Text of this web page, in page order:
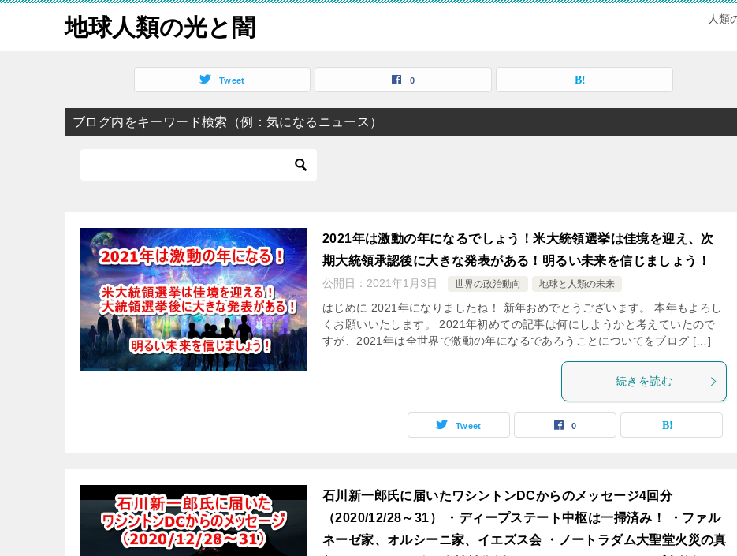
地球人類の光と闇 人類
Tweet 0
ブログ内をキーワード検索（例：気になるニュース）
2021年は激動の年になるでしょう！米大統領選挙は佳境を迎え、次
期大統領承認後に大きな発表がある！明るい未来を信じましょう！
公開日： 2021年1月3日 世界の政治動向 地球と人類の未来
はじめに 2021年になりましたね！ 新年おめでとうございます。 本年もよろし
くお願いいたします。 2021年初めての記事は何にしようかと考えていたので
すが、2021年は全世界で激動の年になるであろうことについてをブログ […]
続きを読む
Tweet 0
石川新一郎氏に届いたワシントンDCからのメッセージ4回分
（2020/12/28～31） ・ディープステート中枢は一掃済み！ ・ファル
ネーゼ家、オルシーニ家、イエズス会 ・ノートラダム大聖堂火災の真